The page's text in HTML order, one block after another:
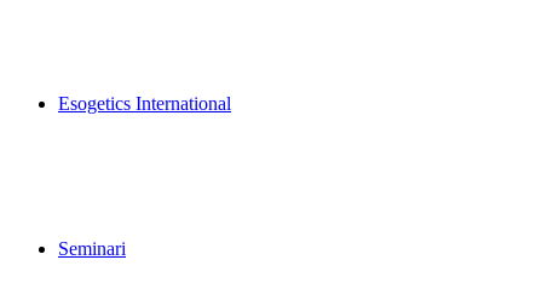
Esogetics International
Seminari